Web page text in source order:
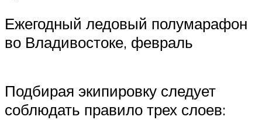
Ежегодный ледовый полумарафон
во Владивостоке, февраль
Подбирая экипировку следует
соблюдать правило трех слоев: